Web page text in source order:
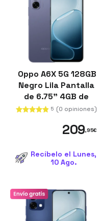
Oppo A6X 5G 128GB
Negro Lila Pantalla
de 6.75" 4GB de
RAM Batería de
5 (0 opiniones)
209,95€
Recíbelo el Lunes,
10 Ago.